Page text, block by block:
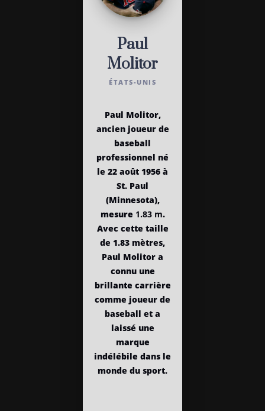
Paul
Molitor
ÉTATS-UNIS
Paul Molitor,
ancien joueur de
baseball
professionnel né
le 22 août 1956 à
St. Paul
(Minnesota),
mesure 1.83 m.
Avec cette taille
de 1.83 mètres,
Paul Molitor a
connu une
brillante carrière
comme joueur de
baseball et a
laissé une
marque
indélébile dans le
monde du sport.